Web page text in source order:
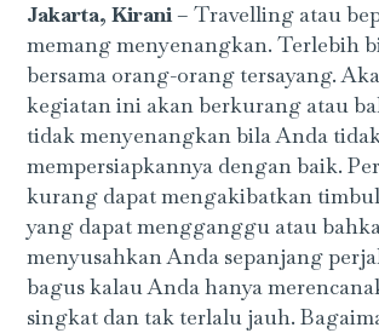
Jakarta, Kirani– Travelling atau
memang menyenangkan. Terlebih
bersama orang-orang tersayang.
kegiatan ini akan berkurang atau
tidak menyenangkan bila Anda
mempersiapkannya dengan baik.
kurang dapat mengakibatkan
yang dapat mengganggu atau
menyusahkan Anda sepanjang
bagus kalau Anda hanya
singkat dan tak terlalu jauh.